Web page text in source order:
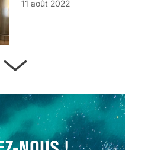
11 août 2022
13 août 2024